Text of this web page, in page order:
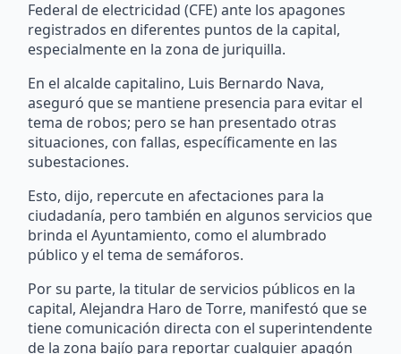
Federal de electricidad (CFE) ante los apagones
registrados en diferentes puntos de la capital,
especialmente en la zona de juriquilla.
En el alcalde capitalino, Luis Bernardo Nava,
aseguró que se mantiene presencia para evitar el
tema de robos; pero se han presentado otras
situaciones, con fallas, específicamente en las
subestaciones.
Esto, dijo, repercute en afectaciones para la
ciudadanía, pero también en algunos servicios que
brinda el Ayuntamiento, como el alumbrado
público y el tema de semáforos.
Por su parte, la titular de servicios públicos en la
capital, Alejandra Haro de Torre, manifestó que se
tiene comunicación directa con el superintendente
de la zona bajío para reportar cualquier apagón